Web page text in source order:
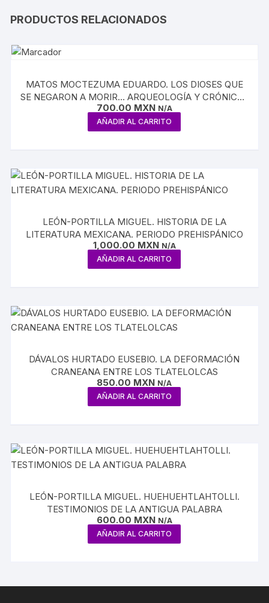
PRODUCTOS RELACIONADOS
MATOS MOCTEZUMA EDUARDO. LOS DIOSES QUE
SE NEGARON A MORIR… ARQUEOLOGÍA Y CRÓNICAS
DEL TEMPLO MAYOR
700.00 MXN N/A
AÑADIR AL CARRITO
LEÓN-PORTILLA MIGUEL. HISTORIA DE LA
LITERATURA MEXICANA. PERIODO PREHISPÁNICO
1,000.00 MXN N/A
AÑADIR AL CARRITO
DÁVALOS HURTADO EUSEBIO. LA DEFORMACIÓN
CRANEANA ENTRE LOS TLATELOLCAS
850.00 MXN N/A
AÑADIR AL CARRITO
LEÓN-PORTILLA MIGUEL. HUEHUEHTLAHTOLLI.
TESTIMONIOS DE LA ANTIGUA PALABRA
600.00 MXN N/A
AÑADIR AL CARRITO